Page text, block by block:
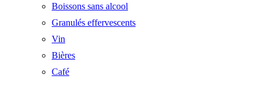
Boissons sans alcool
Granulés effervescents
Vin
Bières
Café